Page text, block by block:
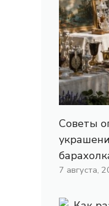
Советы
7 августа,